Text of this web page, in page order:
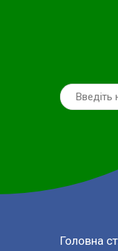
Головна